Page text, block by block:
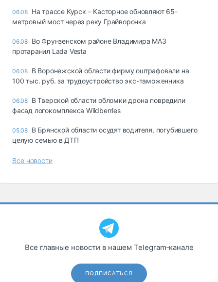
06.08 На трассе Курск – Касторное обновляют 65-
метровый мост через реку Грайворонка
06.08 Во Фрунзенском районе Владимира МАЗ
протаранил Lada Vesta
06.08 В Воронежской области фирму оштрафовали на
100 тыс. руб. за трудоустройство экс-таможенника
06.08 В Тверской области обломки дрона повредили
фасад логокомплекса Wildberries
05.08 В Брянской области осудят водителя, погубившего
целую семью в ДТП
Все новости
Все главные новости в нашем Telegram‑канале
ПОДПИСАТЬСЯ